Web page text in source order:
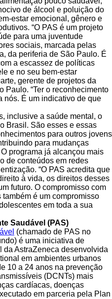
de álcool e poluição do
estar emocional, gênero e
“O PAS é um projeto
para uma juventude
sociais, marcada pelas
da periferia de São Paulo. É
a escassez de políticas
e no seu bem-estar
gerente de projetos da
Paulo. “Ter o reconhecimento
nós. É um indicativo de que
inclusive a saúde mental, o
Brasil. São esses e essas
para outros jovens
para mudanças
programa já alcançou mais
de conteúdos em redes
“O PAS acredita que
à vida, os direitos desses
futuro. O compromisso com
é um compromisso
em toda a sua
Saudável (PAS)
(chamado de PAS no
é uma iniciativa de
da AstraZeneca desenvolvida
em ambientes urbanos
10 a 24 anos na prevenção
(DCNTs) mais
cardíacas, doenças
em parceria pela Plan